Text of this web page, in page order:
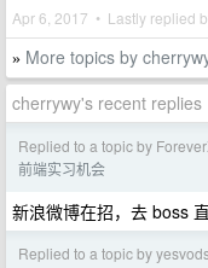
Apr 6, 2017 • Lastly replied
» More topics by
cherrywy's recent replies
Replied to a topic by
前端实习机会
新浪微博在招，去 boss
Replied to a topic by